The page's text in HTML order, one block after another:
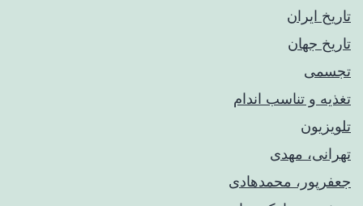
تاریخ ایران
تاریخ جهان
تجسمی
تغذیه و تناسب اندام
تلویزیون
تهرانی، مهدی
جعفرپور، محمدهادی